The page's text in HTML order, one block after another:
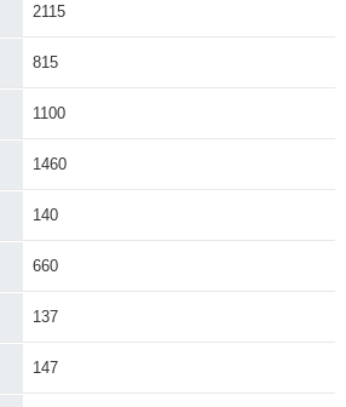
ECIAL
2115
815
1100
1460
140
660
137
147